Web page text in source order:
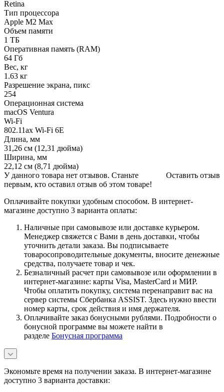
Retina
Тип процессора
Apple M2 Max
Объем памяти
1 ТБ
Оперативная память (RAM)
64 Гб
Вес, кг
1.63 кг
Разрешение экрана, пикс
254
Операционная система
macOS Ventura
Wi-Fi
802.11ax Wi-Fi 6E
Длина, мм
31,26 см (12,31 дюйма)
Ширина, мм
22,12 см (8,71 дюйма)
Оставить отзыв
У данного товара нет отзывов. Станьте
первым, кто оставил отзыв об этом товаре!
Оплачивайте покупки удобным способом. В интернет-
магазине доступно 3 варианта оплаты:
Наличные при самовывозе или доставке курьером.
Менеджер свяжется с Вами в день доставки, чтобы
уточнить детали заказа. Вы подписываете
товаросопроводительные документы, вносите денежные
средства, получаете товар и чек.
Безналичный расчет при самовывозе или оформлении в
интернет-магазине: карты Visa, MasterCard и МИР.
Чтобы оплатить покупку, система перенаправит вас на
сервер системы Сбербанка ASSIST. Здесь нужно ввести
номер карты, срок действия и имя держателя.
Оплачивайте заказ бонусными рублями. Подробности о
бонусной программе вы можете найти в
разделе Бонусная программа
Экономьте время на получении заказа. В интернет-магазине
доступно 3 варианта доставки: